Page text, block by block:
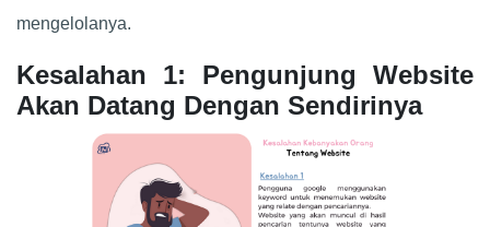
mengelolanya.
Kesalahan 1: Pengunjung Website
Akan Datang Dengan Sendirinya